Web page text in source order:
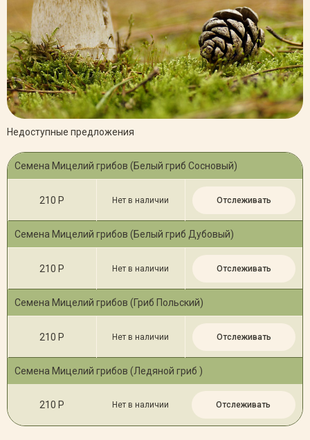
Недоступные предложения
Семена Мицелий грибов (Белый гриб Сосновый)
210 Р Нет в наличии Отслеживать
Семена Мицелий грибов (Белый гриб Дубовый)
210 Р Нет в наличии Отслеживать
Семена Мицелий грибов (Гриб Польский)
210 Р Нет в наличии Отслеживать
Семена Мицелий грибов (Ледяной гриб )
210 Р Нет в наличии Отслеживать